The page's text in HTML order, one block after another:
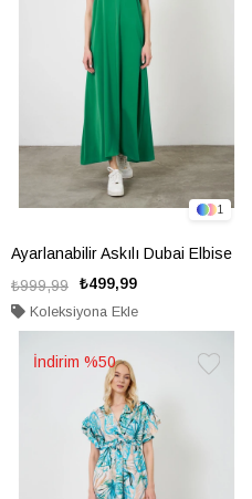
1
Ayarlanabilir Askılı Dubai Elbise
₺499,99
₺999,99
Koleksiyona Ekle
%50